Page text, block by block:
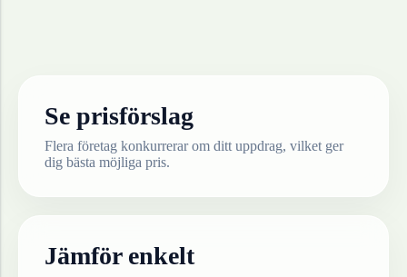
Se prisförslag
Flera företag konkurrerar om ditt uppdrag, vilket ger
dig bästa möjliga pris.
Jämför enkelt